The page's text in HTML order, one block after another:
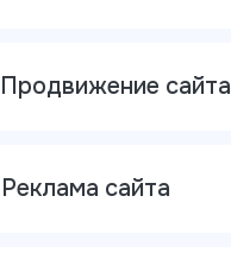
Продвижение сайта
Реклама сайта